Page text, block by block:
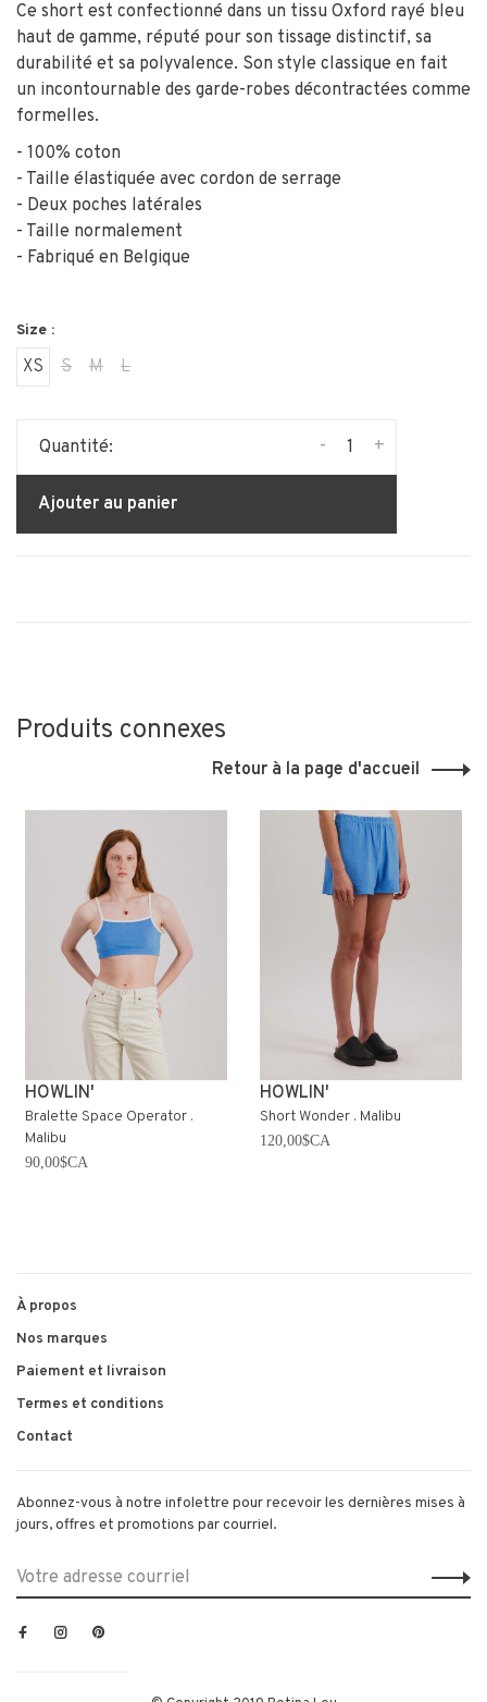
Ce short est confectionné dans un tissu Oxford rayé bleu
haut de gamme, réputé pour son tissage distinctif, sa
durabilité et sa polyvalence. Son style classique en fait
un incontournable des garde-robes décontractées comme
formelles.
- 100% coton
- Taille élastiquée avec cordon de serrage
- Deux poches latérales
- Taille normalement
- Fabriqué en Belgique
Size :
XS S M L
Quantité: +
-
Ajouter au panier
Produits connexes
Retour à la page d'accueil
HOWLIN'
Bralette Space Operator .
Malibu
90,00$CA
HOWLIN'
Short Wonder . Malibu
120,00$CA
À propos
Nos marques
Paiement et livraison
Termes et conditions
Contact
Abonnez-vous à notre infolettre pour recevoir les dernières mises à
jours, offres et promotions par courriel.